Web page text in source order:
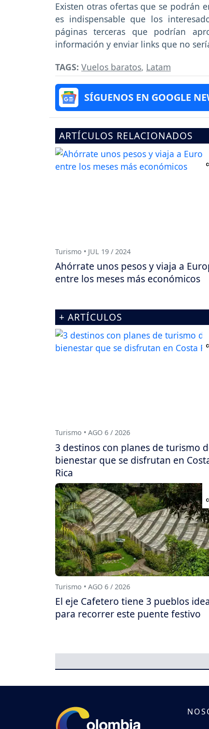
Existen otras ofertas que se podrán
es indispensable que los
páginas terceras que podrían
información y enviar links que no
TAGS: Vuelos baratos, Latam
SÍGUENOS EN GOOGLE
ARTÍCULOS RELACIONADOS
Turismo • JUL 19 / 2024
Ahórrate unos pesos y viaja a
entre los meses más económicos
+ ARTÍCULOS
Turismo • AGO 6 / 2026
3 destinos con planes de turismo
bienestar que se disfrutan en
Rica
Turismo • AGO 6 / 2026
El eje Cafetero tiene 3 pueblos
para recorrer este puente festivo